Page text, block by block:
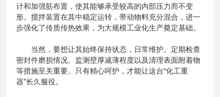
计和加强筋布置，使其能够承受较高的内部压力而不变
形。搅拌装置在其中稳定运转，带动物料充分混合，进一
步强化了传质传热效果，为大规模工业化生产奠定基础。
当然，要想让其始终保持状态，日常维护。定期检查
密封件磨损情况、监测壁厚减薄程度以及清理表面附着物
等措施至关重要。只有精心呵护，才能让这台“化工重
器”长久服役。